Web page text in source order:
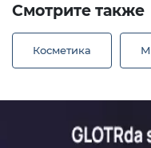
Смотрите также
Косметика